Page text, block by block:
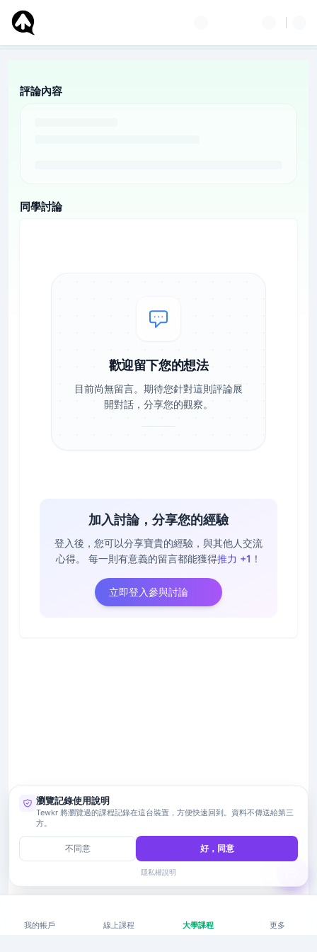
評論內容
同學討論
歡迎留下您的想法
目前尚無留言。期待您針對這則評論展
開對話，分享您的觀察。
加入討論，分享您的經驗
登入後，您可以分享寶貴的經驗，與其他人交流
心得。
每一則有意義的留言都能獲得推力 +1 ！
立即登入參與討論
我的帳戶 線上課程 大學課程 更多
瀏覽記錄使用說明
Tewkr 將瀏覽過的課程記錄在這台裝置，方便快速回到。資料不傳送給第三
方。
不同意 好，同意
隱私權說明